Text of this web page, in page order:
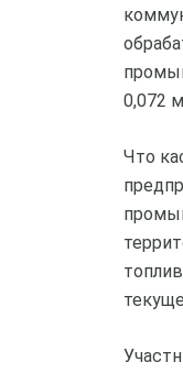
0,072
Что